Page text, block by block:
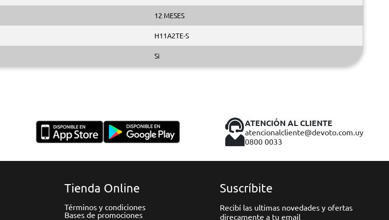
12 MESES
H11A2TE-S
Si
ATENCIÓN AL CLIENTE
atencionalcliente@devoto.com.uy
0800 0033
Tienda Online
Términos y condiciones
Bases de promociones
Suscríbite
Recibí las ultimas novedades y ofertas
direcamente a tu email